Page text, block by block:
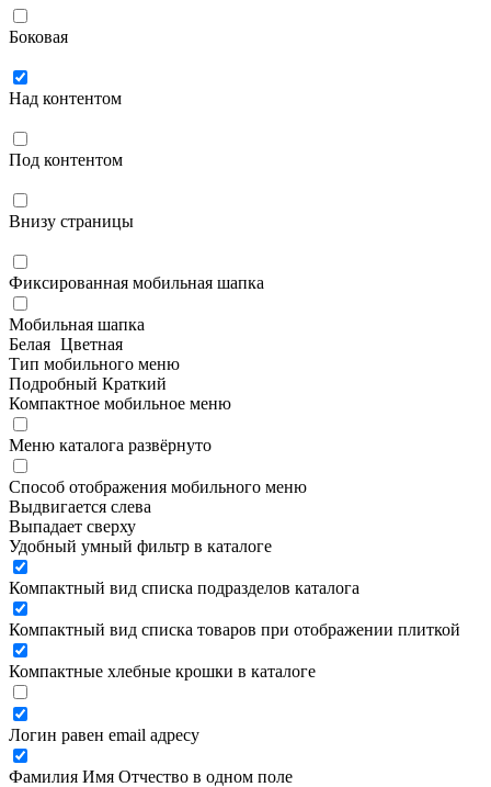
Боковая
Над контентом
Под контентом
Внизу страницы
Фиксированная мобильная шапка
Мобильная шапка
Белая Цветная
Тип мобильного меню
Подробный Краткий
Компактное мобильное меню
Меню каталога развёрнуто
Способ отображения мобильного меню
Выдвигается слева
Выпадает сверху
Удобный умный фильтр в каталоге
Компактный вид списка подразделов каталога
Компактный вид списка товаров при отображении плиткой
Компактные хлебные крошки в каталоге
Логин равен email адресу
Фамилия Имя Отчество в одном поле